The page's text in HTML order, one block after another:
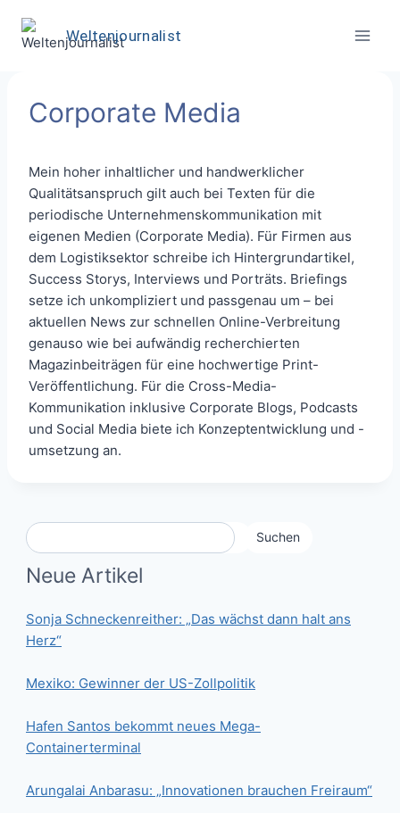
Weltenjournalist
Corporate Media
Mein hoher inhaltlicher und handwerklicher
Qualitätsanspruch gilt auch bei Texten für die
periodische Unternehmenskommunikation mit
eigenen Medien (Corporate Media). Für Firmen aus
dem Logistiksektor schreibe ich Hintergrundartikel,
Success Storys, Interviews und Porträts. Briefings
setze ich unkompliziert und passgenau um – bei
aktuellen News zur schnellen Online-Verbreitung
genauso wie bei aufwändig recherchierten
Magazinbeiträgen für eine hochwertige Print-
Veröffentlichung. Für die Cross-Media-
Kommunikation inklusive Corporate Blogs, Podcasts
und Social Media biete ich Konzeptentwicklung und -
umsetzung an.
Suchen
Neue Artikel
Sonja Schneckenreither: „Das wächst dann halt ans
Herz“
Mexiko: Gewinner der US-Zollpolitik
Hafen Santos bekommt neues Mega-
Containerterminal
Arungalai Anbarasu: „Innovationen brauchen Freiraum“